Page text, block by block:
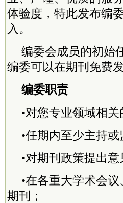
体验度，特此发布编
入。
编委会成员的初始
编委可以在期刊免费
编委职责
•对您专业领域相
•任期内至少主持
•对期刊政策提出意
•在各重大学术会
期刊；